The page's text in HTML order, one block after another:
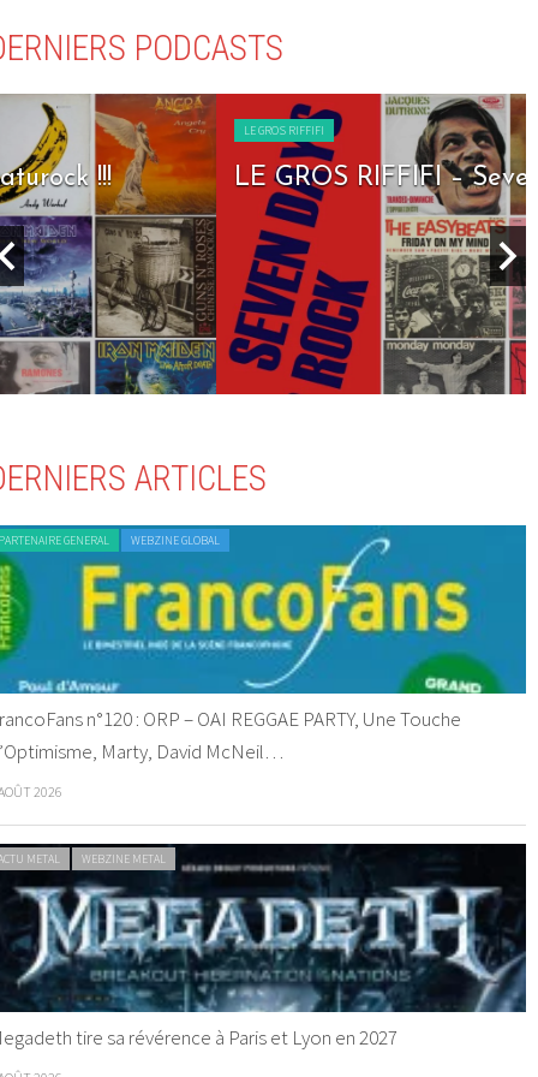
PODCASTS
LE GROS RIFFIFI
LE GROS RIFFIFI – Seven Days To Rock !!!
ARTICLES
GENERAL WEBZINE GLOBAL
n°120 : ORP – OAI REGGAE PARTY, Une Touche
Marty, David McNeil…
2026
METAL WEBZINE METAL
tire sa révérence à Paris et Lyon en 2027